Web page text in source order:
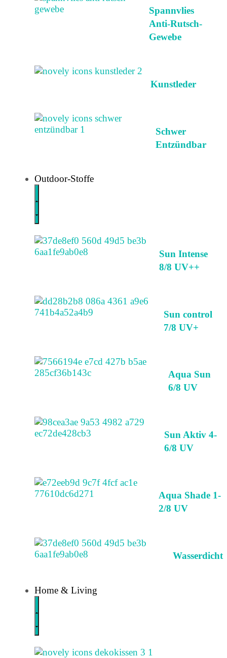
Spannvlies
Anti-Rutsch-
Gewebe
Kunstleder
Schwer
Entzündbar
Outdoor-Stoffe
Sun Intense
8/8 UV++
Sun control
7/8 UV+
Aqua Sun
6/8 UV
Sun Aktiv 4-
6/8 UV
Aqua Shade 1-
2/8 UV
Wasserdicht
Home & Living